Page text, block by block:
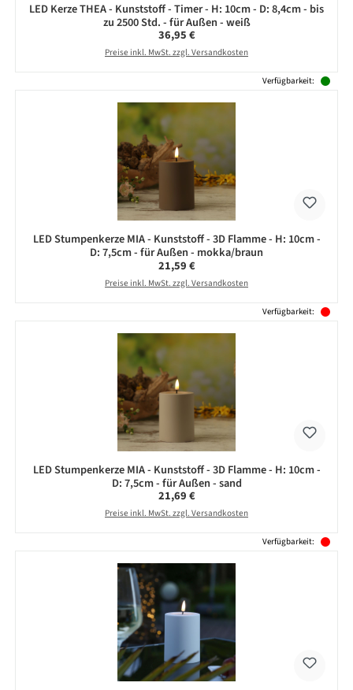
LED Kerze THEA - Kunststoff - Timer - H: 10cm - D: 8,4cm - bis
zu 2500 Std. - für Außen - weiß
Regulärer Preis:
36,95 €
Preise inkl. MwSt. zzgl. Versandkosten
Verfügbarkeit:
LED Stumpenkerze MIA - Kunststoff - 3D Flamme - H: 10cm -
D: 7,5cm - für Außen - mokka/braun
Regulärer Preis:
21,59 €
Preise inkl. MwSt. zzgl. Versandkosten
Verfügbarkeit:
LED Stumpenkerze MIA - Kunststoff - 3D Flamme - H: 10cm -
D: 7,5cm - für Außen - sand
Regulärer Preis:
21,69 €
Preise inkl. MwSt. zzgl. Versandkosten
Verfügbarkeit: